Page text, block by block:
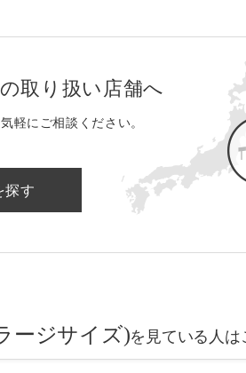
取り扱い店舗へ
軽にご相談ください。
探す
ージサイズ)を見ている人